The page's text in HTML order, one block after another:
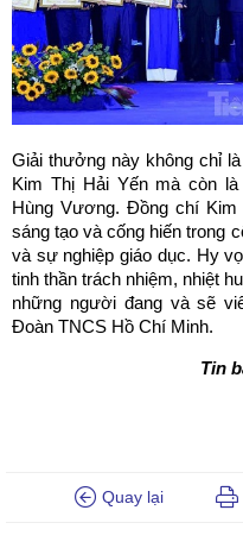
Giải thưởng này không chỉ
Kim Thị Hải Yến mà còn
Hùng Vương. Đồng chí
sáng tạo và cống hiến trong
và sự nghiệp giáo dục. Hy
tinh thần trách nhiệm, nhiệt
những người đang và sẽ
Đoàn TNCS Hồ Chí Minh.
Tin
Quay lại